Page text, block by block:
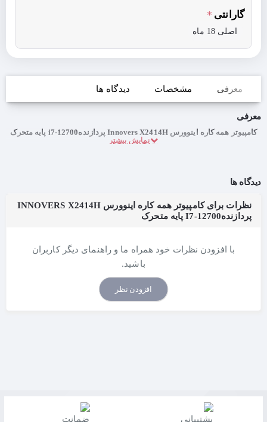
گارانتی
اصلی 18 ماه
معرفی مشخصات دیدگاه ها
معرفی
کامپیوتر همه کاره اینوورس Innovers X2414H پردازندهi7-12700 پایه متحرک
دیدگاه ها
نظرات برای کامپیوتر همه کاره اینوورس INNOVERS X2414H
پردازندهI7-12700 پایه متحرک
با افزودن نظرات خود همراه ما و راهنمای دیگر کاربران
باشید.
افزودن نظر